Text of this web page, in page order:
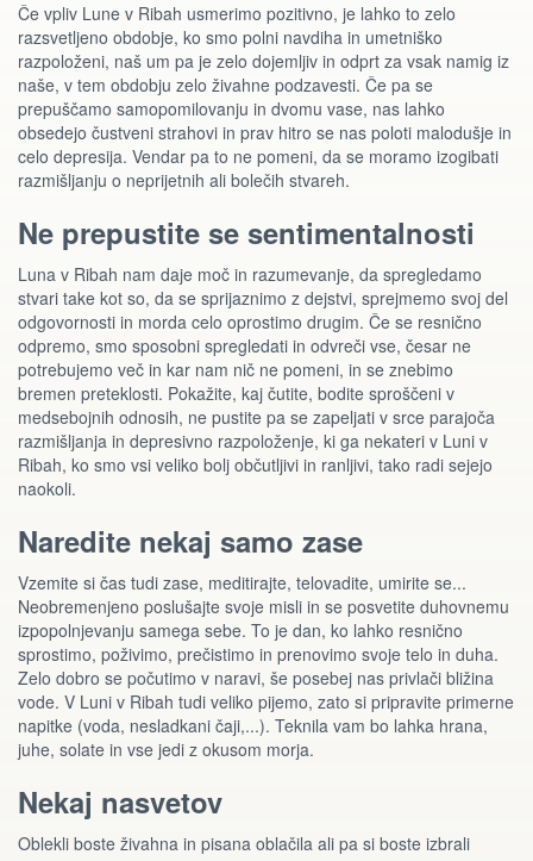
Če vpliv Lune v Ribah usmerimo pozitivno, je lahko to zelo
razsvetljeno obdobje, ko smo polni navdiha in umetniško
razpoloženi, naš um pa je zelo dojemljiv in odprt za vsak namig iz
naše, v tem obdobju zelo živahne podzavesti. Če pa se
prepuščamo samopomilovanju in dvomu vase, nas lahko
obsedejo čustveni strahovi in prav hitro se nas poloti malodušje in
celo depresija. Vendar pa to ne pomeni, da se moramo izogibati
razmišljanju o neprijetnih ali bolečih stvareh.
Ne prepustite se sentimentalnosti
Luna v Ribah nam daje moč in razumevanje, da spregledamo
stvari take kot so, da se sprijaznimo z dejstvi, sprejmemo svoj del
odgovornosti in morda celo oprostimo drugim. Če se resnično
odpremo, smo sposobni spregledati in odvreči vse, česar ne
potrebujemo več in kar nam nič ne pomeni, in se znebimo
bremen preteklosti. Pokažite, kaj čutite, bodite sproščeni v
medsebojnih odnosih, ne pustite pa se zapeljati v srce parajoča
razmišljanja in depresivno razpoloženje, ki ga nekateri v Luni v
Ribah, ko smo vsi veliko bolj občutljivi in ranljivi, tako radi sejejo
naokoli.
Naredite nekaj samo zase
Vzemite si čas tudi zase, meditirajte, telovadite, umirite se...
Neobremenjeno poslušajte svoje misli in se posvetite duhovnemu
izpopolnjevanju samega sebe. To je dan, ko lahko resnično
sprostimo, poživimo, prečistimo in prenovimo svoje telo in duha.
Zelo dobro se počutimo v naravi, še posebej nas privlači bližina
vode. V Luni v Ribah tudi veliko pijemo, zato si pripravite primerne
napitke (voda, nesladkani čaji,...). Teknila vam bo lahka hrana,
juhe, solate in vse jedi z okusom morja.
Nekaj nasvetov
Oblekli boste živahna in pisana oblačila ali pa si boste izbrali